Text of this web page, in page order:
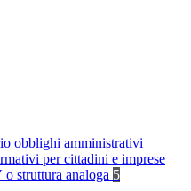
obblighi amministrativi
per cittadini e imprese
struttura analoga 5